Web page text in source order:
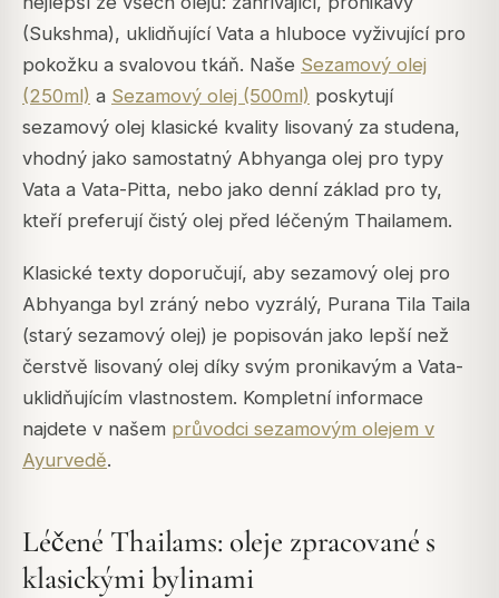
(Sukshma), uklidňující Vata a hluboce vyživující pro
pokožku a svalovou tkáň. Naše Sezamový olej
(250ml) a Sezamový olej (500ml) poskytují
sezamový olej klasické kvality lisovaný za studena,
vhodný jako samostatný Abhyanga olej pro typy
Vata a Vata-Pitta, nebo jako denní základ pro ty,
kteří preferují čistý olej před léčeným Thailamem.
Klasické texty doporučují, aby sezamový olej pro
Abhyanga byl zráný nebo vyzrálý, Purana Tila Taila
(starý sezamový olej) je popisován jako lepší než
čerstvě lisovaný olej díky svým pronikavým a Vata-
uklidňujícím vlastnostem. Kompletní informace
najdete v našem průvodci sezamovým olejem v
Ayurvedě.
Léčené Thailams: oleje zpracované s
klasickými bylinami